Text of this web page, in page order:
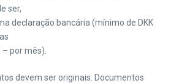
ser,
declaração bancária (mínimo de DKK
por mês).
devem ser originais. Documentos